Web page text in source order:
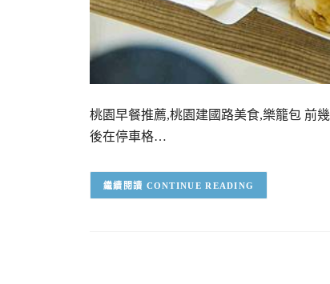
桃園早餐推薦,桃園建國路美食,樂籠包 前
後在停車格…
CONTINUE READING